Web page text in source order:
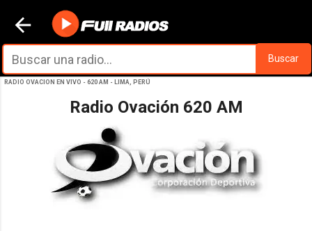
Ir al contenido principal
Buscar
RADIO OVACION EN VIVO - 620 AM - LIMA, PERÚ
Radio Ovación 620 AM